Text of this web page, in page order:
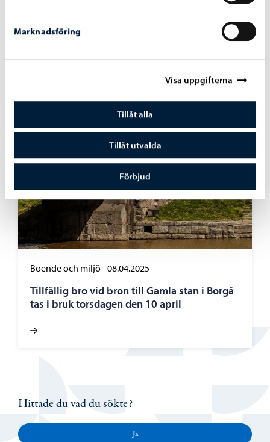
Marknadsföring
Visa uppgifterna
Tillåt alla
Tillåt utvalda
Förbjud
Arbetet för Gamla bron framskrider enligt
Boende och miljö-08.04.2025
Tillfällig bro vid bron till Gamla stan i Borgå
tas i bruk torsdagen den 10 april
Hittade du vad du sökte?
Ja